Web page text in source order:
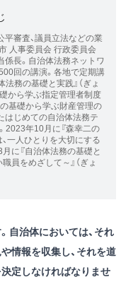
平審査、議員立法などの業
人事委員会 行政委員会
長。自治体法務ネットワ
回の講演。各地で定期講
務の基礎と実践』（ぎょ
礎から学ぶ指定管理者制度
の基礎から学ぶ財産管理の
たはじめての自治体法務テ
2023年10月に『森幸二の
一人ひとりを大切にする
月に『自治体法務の基礎と
をめざして～』（ぎょ
自治体においては、それ
情報を収集し、それを道
定しなければなりませ